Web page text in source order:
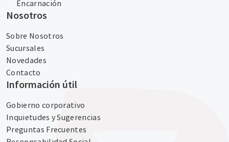
Encarnación
Nosotros
Sobre Nosotros
Sucursales
Novedades
Contacto
Información útil
Gobierno corporativo
Inquietudes y Sugerencias
Preguntas Frecuentes